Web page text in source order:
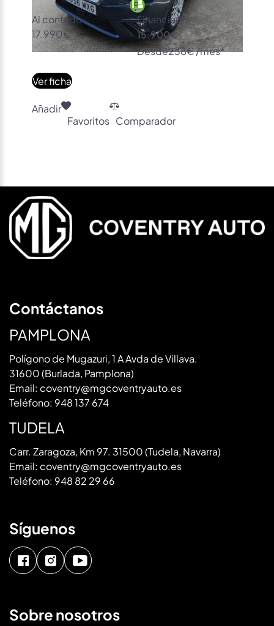
Al contado
17.990€
Financiado
15.900€
Desde238€ /mes*
Ver ficha
Añadir
Favoritos Comparador
Contáctanos
PAMPLONA
Polígono de Mugazuri, 1 A Avda de Villava.
31600 (Burlada, Pamplona)
Email: coventry@mgcoventryauto.es
Teléfono: 948 137 674
TUDELA
Carr. Zaragoza, Km 97. 31500 (Tudela, Navarra)
Email: coventry@mgcoventryauto.es
Teléfono: 948 82 29 66
Síguenos
Sobre nosotros